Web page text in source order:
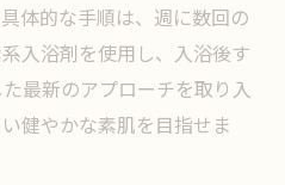
体的な手順は、週に数回の
入浴剤を使用し、入浴後す
最新のアプローチを取り入
健やかな素肌を目指せま